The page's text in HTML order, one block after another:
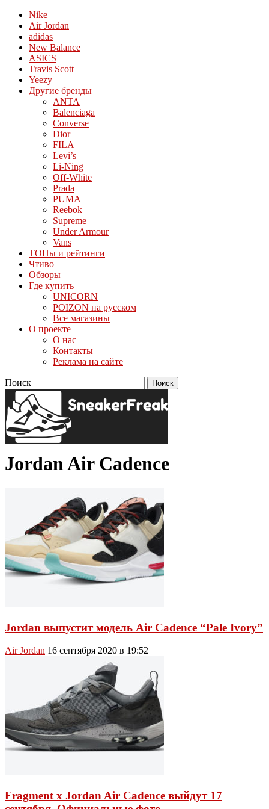
Nike
Air Jordan
adidas
New Balance
ASICS
Travis Scott
Yeezy
Другие бренды
ANTA
Balenciaga
Converse
Dior
FILA
Levi’s
Li-Ning
Off-White
Prada
PUMA
Reebok
Supreme
Under Armour
Vans
ТОПы и рейтинги
Чтиво
Обзоры
Где купить
UNICORN
POIZON на русском
Все магазины
О проекте
О нас
Контакты
Реклама на сайте
Поиск
Jordan Air Cadence
Jordan выпустит модель Air Cadence “Pale Ivory”
Air Jordan 16 сентября 2020 в 19:52
Fragment x Jordan Air Cadence выйдут 17